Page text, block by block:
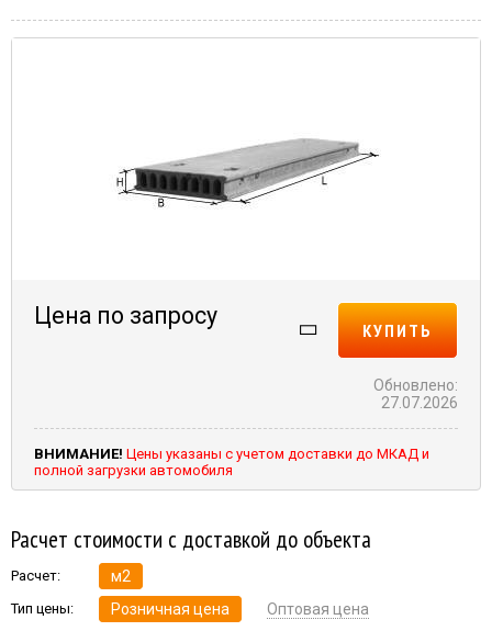
Цена по запросу
КУПИТЬ
Обновлено:
27.07.2026
ВНИМАНИЕ! Цены указаны с учетом доставки до МКАД и
полной загрузки автомобиля
Расчет стоимости с доставкой до объекта
Расчет: м2
Тип цены: Розничная цена Оптовая цена